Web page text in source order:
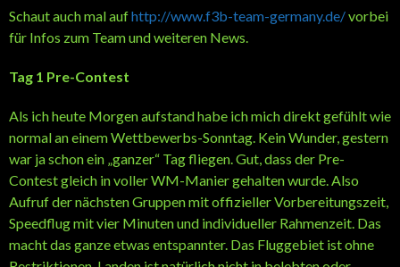
Schaut auch mal aufhttp://www.f3b-team-germany.de/vorbei
für Infos zum Team und weiteren News.
Tag 1 Pre-Contest
Als ich heute Morgen aufstand habe ich mich direkt gefühlt wie
normal an einem Wettbewerbs-Sonntag. Kein Wunder, gestern
war ja schon ein „ganzer“ Tag fliegen. Gut, dass der Pre-
Contest gleich in voller WM-Manier gehalten wurde. Also
Aufruf der nächsten Gruppen mit offizieller Vorbereitungszeit,
Speedflug mit vier Minuten und individueller Rahmenzeit. Das
macht das ganze etwas entspannter. Das Fluggebiet ist ohne